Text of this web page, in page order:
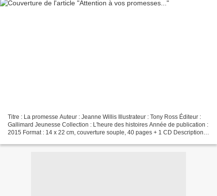
Titre : La promesse Auteur : Jeanne Willis Illustrateur : Tony Ross Éditeur :
Gallimard Jeunesse Collection : L'heure des histoires Année de publication :
2015 Format : 14 x 22 cm, couverture souple, 40 pages + 1 CD Description :